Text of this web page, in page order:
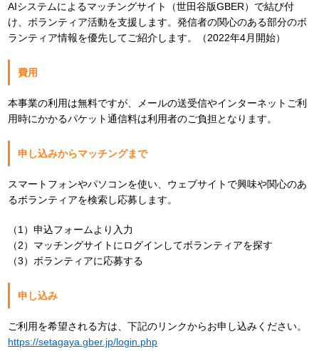
AIシステムによるマッチングサイト（世田谷版GBER）で結び付
け、ボランティア活動を支援します。発信者の関心のある部分のボ
ランティア情報を優先してご紹介します。（2022年4月開始）
費用
本事業の利用は無料ですが、メールの送受信やインターネットご利
用時にかかるパケット通信料は利用者のご負担となります。
申し込みからマッチングまで
スマートフォンやパソコンを使い、ウェブサイトで興味や関心のあ
るボランティアを検索し応募します。
（1）申込フォームより入力
（2）マッチングサイトにログインしてボランティアを探す
（3）ボランティアに応募する
申し込み
ご利用を希望される方は、下記のリンクからお申し込みください。
https://setagaya.gber.jp/login.php